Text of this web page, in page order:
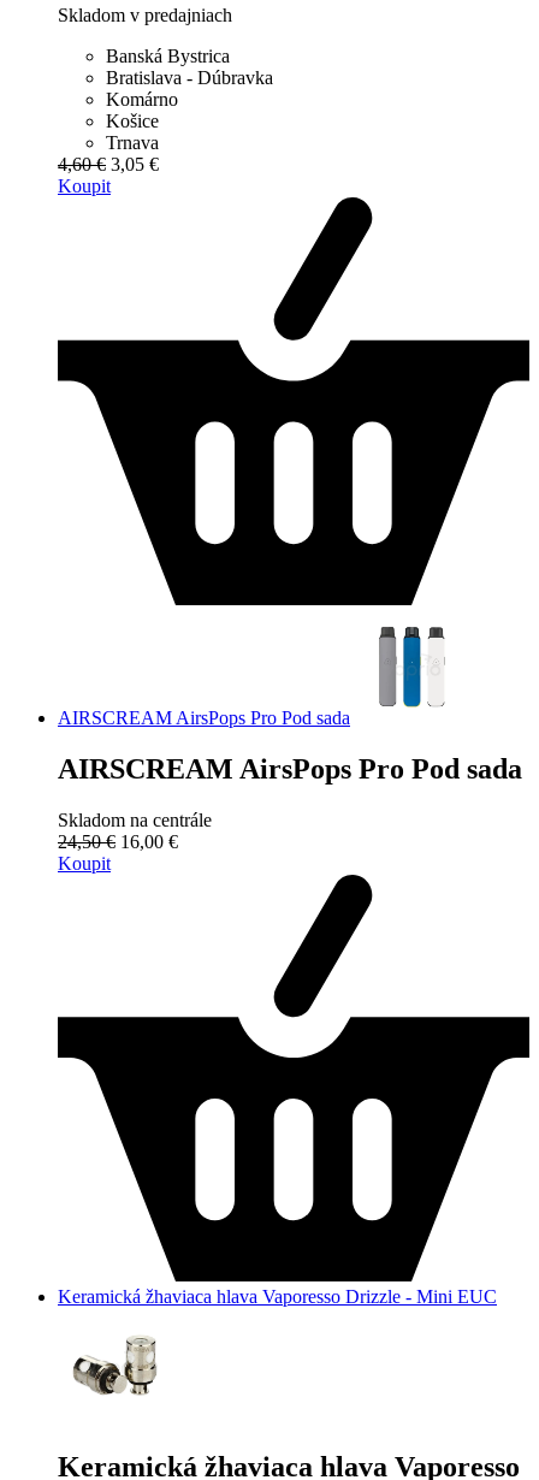
Skladom v predajniach
Banská Bystrica
Bratislava - Dúbravka
Komárno
Košice
Trnava
4,60 € 3,05 €
Koupit
AIRSCREAM AirsPops Pro Pod sada
AIRSCREAM AirsPops Pro Pod sada
Skladom na centrále
24,50 € 16,00 €
Koupit
Keramická žhaviaca hlava Vaporesso Drizzle - Mini EUC
Keramická žhaviaca hlava Vaporesso